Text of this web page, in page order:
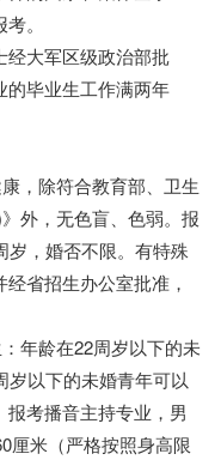
。
经大军区级政治部批
的毕业生工作满两年
，除符合教育部、卫生
外，无色盲、色弱。报
岁，婚否不限。有特殊
省招生办公室批准，
年龄在22周岁以下的未
岁以下的未婚青年可以
考播音主持专业，男
厘米（严格按照身高限